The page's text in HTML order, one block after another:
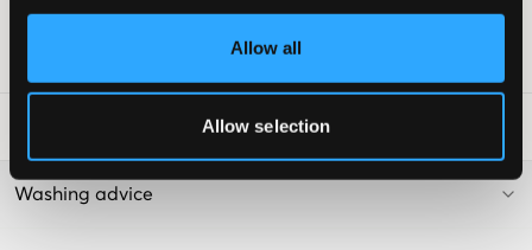
Allow all
Allow selection
Kleur: Donkergrijs
Washing advice